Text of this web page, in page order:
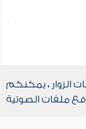
الزوار ، يمكنكم
رفع ملفات الصوتية